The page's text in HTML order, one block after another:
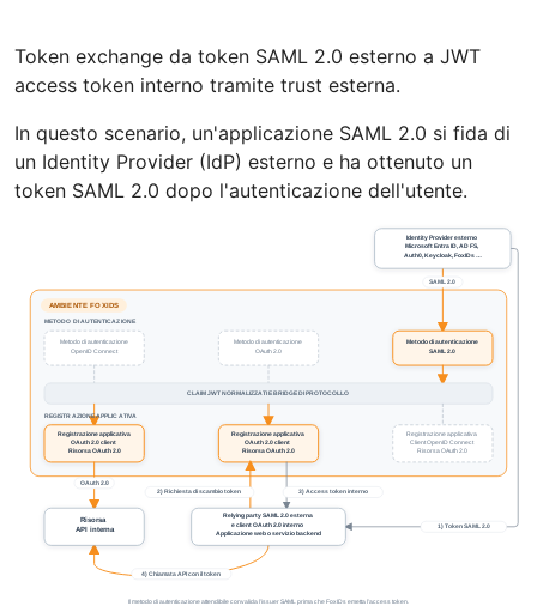
Token exchange da token SAML 2.0 esterno a JWT
access token interno tramite trust esterna.
In questo scenario, un'applicazione SAML 2.0 si fida di
un Identity Provider (IdP) esterno e ha ottenuto un
token SAML 2.0 dopo l'autenticazione dell'utente.